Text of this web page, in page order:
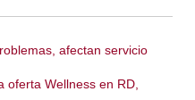
afectan servicio
oferta Wellness en RD,